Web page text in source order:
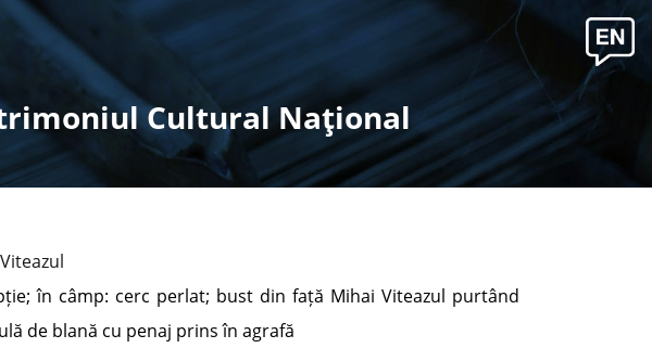
Cultural Naţional
în câmp: cerc perlat; bust din față Mihai Viteazul purtând
de blană cu penaj prins în agrafă